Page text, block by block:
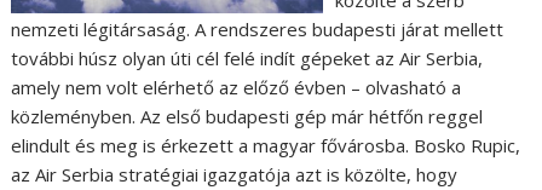
nemzeti légitársaság. A rendszeres budapesti járat mellett
további húsz olyan úti cél felé indít gépeket az Air Serbia,
amely nem volt elérhető az előző évben – olvasható a
közleményben. Az első budapesti gép már hétfőn reggel
elindult és meg is érkezett a magyar fővárosba. Bosko Rupic,
az Air Serbia stratégiai igazgatója azt is közölte, hogy